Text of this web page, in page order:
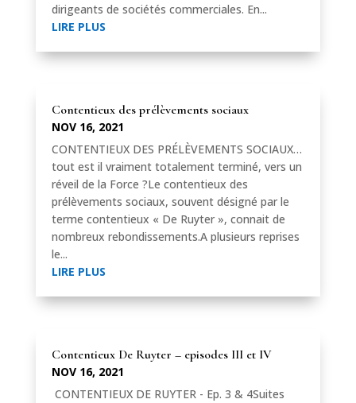
dirigeants de sociétés commerciales. En...
LIRE PLUS
Contentieux des prélèvements sociaux
NOV 16, 2021
CONTENTIEUX DES PRÉLÈVEMENTS SOCIAUX…
tout est il vraiment totalement terminé, vers un
réveil de la Force ?Le contentieux des
prélèvements sociaux, souvent désigné par le
terme contentieux « De Ruyter », connait de
nombreux rebondissements.A plusieurs reprises
le...
LIRE PLUS
Contentieux De Ruyter – episodes III et IV
NOV 16, 2021
CONTENTIEUX DE RUYTER - Ep. 3 & 4Suites